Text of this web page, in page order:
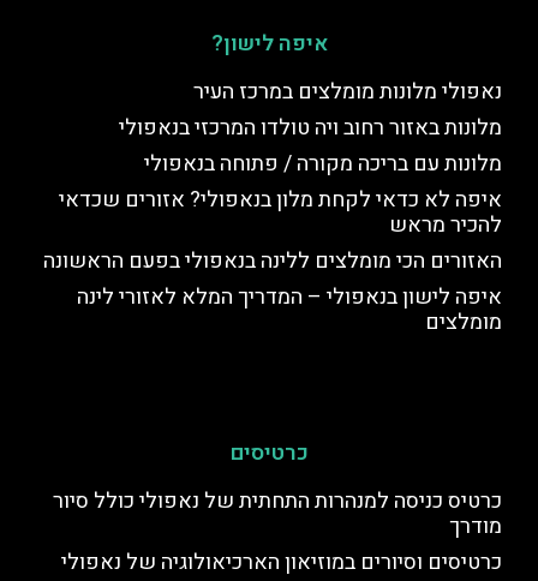
איפה לישון?
נאפולי מלונות מומלצים במרכז העיר
מלונות באזור רחוב ויה טולדו המרכזי בנאפולי
מלונות עם בריכה מקורה / פתוחה בנאפולי
איפה לא כדאי לקחת מלון בנאפולי? אזורים שכדאי
להכיר מראש
האזורים הכי מומלצים ללינה בנאפולי בפעם הראשונה
איפה לישון בנאפולי – המדריך המלא לאזורי לינה
מומלצים
כרטיסים
כרטיס כניסה למנהרות התחתית של נאפולי כולל סיור
מודרך
כרטיסים וסיורים במוזיאון הארכיאולוגיה של נאפולי